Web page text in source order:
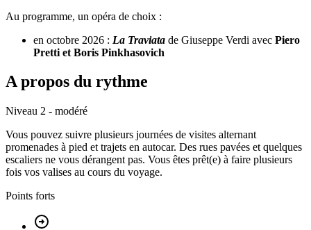
Au programme, un opéra de choix :
en octobre 2026 : La Traviata de Giuseppe Verdi avec Piero
Pretti et Boris Pinkhasovich
A propos du rythme
Niveau 2 - modéré
Vous pouvez suivre plusieurs journées de visites alternant
promenades à pied et trajets en autocar. Des rues pavées et quelques
escaliers ne vous dérangent pas. Vous êtes prêt(e) à faire plusieurs
fois vos valises au cours du voyage.
Points forts